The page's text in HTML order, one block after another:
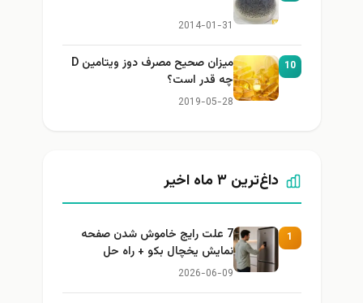
2014-01-31
10
میزان صحیح مصرف دوز ویتامین D
چه قدر است؟
2019-05-28
داغ‌ترین ۳ ماه اخیر
1
7 علت رایج خاموش شدن صفحه
نمایش یخچال بکو + راه حل
2026-06-09